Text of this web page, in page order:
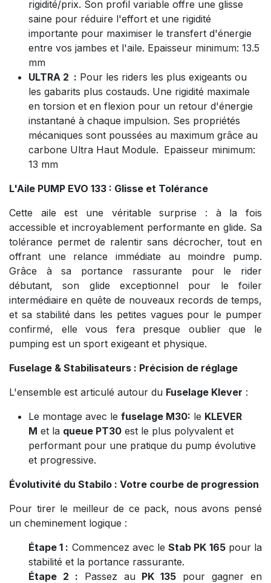
rigidité/prix. Son profil variable offre une glisse
saine pour réduire l'effort et une rigidité
importante pour maximiser le transfert d'énergie
entre vos jambes et l'aile. Epaisseur minimum: 13.5
mm
ULTRA 2 : Pour les riders les plus exigeants ou
les gabarits plus costauds. Une rigidité maximale
en torsion et en flexion pour un retour d'énergie
instantané à chaque impulsion. Ses propriétés
mécaniques sont poussées au maximum grâce au
carbone Ultra Haut Module. Epaisseur minimum:
13 mm
L'Aile PUMP EVO 133 : Glisse et Tolérance
Cette aile est une véritable surprise : à la fois
accessible et incroyablement performante en glide. Sa
tolérance permet de ralentir sans décrocher, tout en
offrant une relance immédiate au moindre pump.
Grâce à sa portance rassurante pour le rider
débutant, son glide exceptionnel pour le foiler
intermédiaire en quête de nouveaux records de temps,
et sa stabilité dans les petites vagues pour le pumper
confirmé, elle vous fera presque oublier que le
pumping est un sport exigeant et physique.
Fuselage & Stabilisateurs : Précision de réglage
L'ensemble est articulé autour du Fuselage Klever :
Le montage avec le fuselage M30: le KLEVER
M et la queue PT30 est le plus polyvalent et
performant pour une pratique du pump évolutive
et progressive.
Évolutivité du Stabilo : Votre courbe de progression
Pour tirer le meilleur de ce pack, nous avons pensé
un cheminement logique :
Étape 1 : Commencez avec leStab PK 165pour la
stabilité et la portance rassurante.
Étape 2 : Passez au PK 135 pour gagner en